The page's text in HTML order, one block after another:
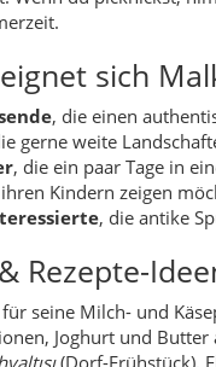
auf
einfachen
und Serviertipps für
um Malkara ist ideal
Im Frühling
legen sich sanfte
fantastische
Fahrzeug) führen